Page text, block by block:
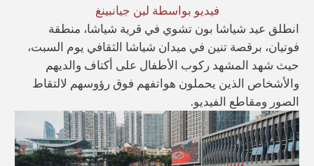
فيديو بواسطة لين جيانبينغ
انطلق عيد شياشا بون تشوي في قرية شياشا، منطقة
فوتيان، برقصة تنين في ميدان شياشا الثقافي يوم السبت،
حيث شهد المشهد ركوب الأطفال على أكتاف والديهم
والأشخاص الذين يحملون هواتفهم فوق رؤوسهم لالتقاط
الصور ومقاطع الفيديو.